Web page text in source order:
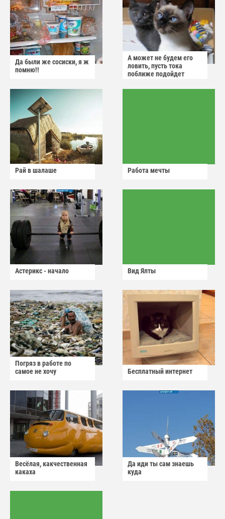
Да были же сосиски, я ж
помню!!
А может не будем его
ловить, пусть тока
поближе подойдет
Рай в шалаше Работа мечты
Астерикс - начало Вид Ялты
Погряз в работе по
самое не хочу
Бесплатный интернет
Весёлая, какчественная
какаха
Да иди ты сам знаешь
куда